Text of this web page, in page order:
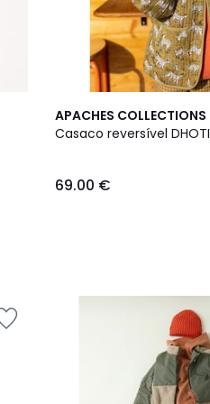
APACHES COLLECTIONS
Casaco reversível DHOTI
69.00 €